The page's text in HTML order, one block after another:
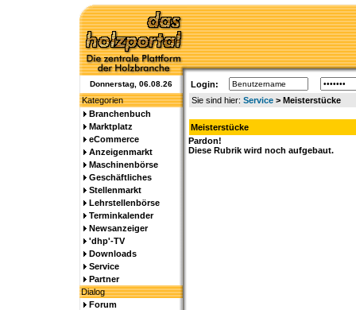
Donnerstag, 06.08.26
Login:
Kategorien
Sie sind hier: Service> Meisterstücke
Branchenbuch
Marktplatz
eCommerce
Anzeigenmarkt
Maschinenbörse
Geschäftliches
Stellenmarkt
Lehrstellenbörse
Terminkalender
Newsanzeiger
'dhp'-TV
Downloads
Service
Partner
Dialog
Forum
Meisterstücke
Pardon!
Diese Rubrik wird noch aufgebaut.